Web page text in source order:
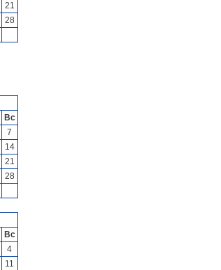
21
28
Вс
7
14
21
28
Вс
4
11